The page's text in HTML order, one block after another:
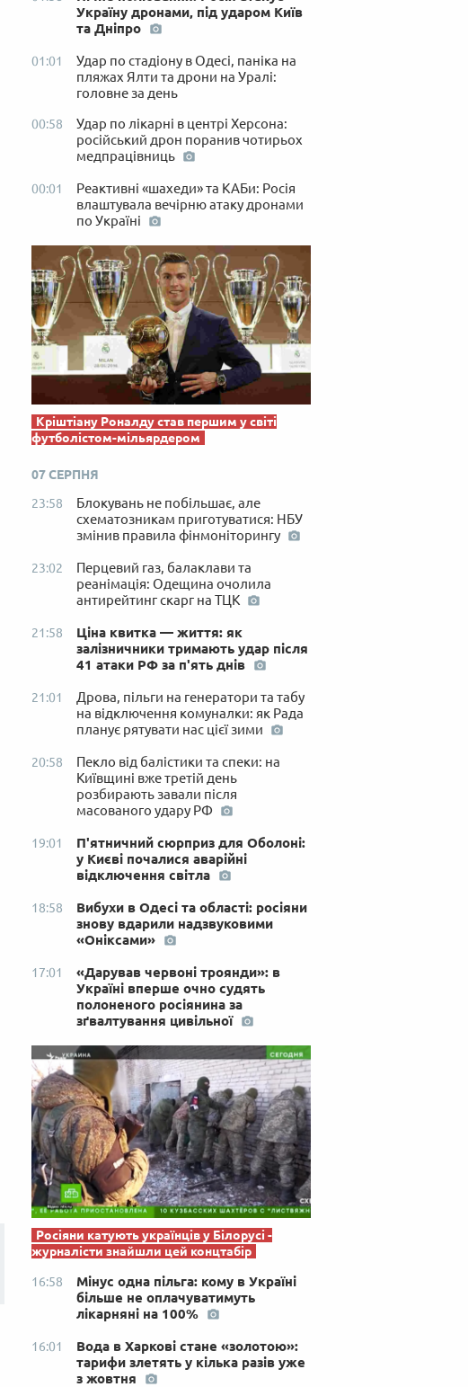
Україну дронами, під ударом Київ
та Дніпро
01:01
Удар по стадіону в Одесі, паніка на
пляжах Ялти та дрони на Уралі:
головне за день
00:58
Удар по лікарні в центрі Херсона:
російський дрон поранив чотирьох
медпрацівниць
00:01
Реактивні «шахеди» та КАБи: Росія
влаштувала вечірню атаку дронами
по Україні
Кріштіану Роналду став першим у світі
футболістом-мільярдером
07 СЕРПНЯ
23:58
Блокувань не побільшає, але
схематозникам приготуватися: НБУ
змінив правила фінмоніторингу
23:02
Перцевий газ, балаклави та
реанімація: Одещина очолила
антирейтинг скарг на ТЦК
21:58
Ціна квитка — життя: як
залізничники тримають удар після
41 атаки РФ за п'ять днів
21:01
Дрова, пільги на генератори та табу
на відключення комуналки: як Рада
планує рятувати нас цієї зими
20:58
Пекло від балістики та спеки: на
Київщині вже третій день
розбирають завали після
масованого удару РФ
19:01
П'ятничний сюрприз для Оболоні:
у Києві почалися аварійні
відключення світла
18:58
Вибухи в Одесі та області: росіяни
знову вдарили надзвуковими
«Оніксами»
17:01
«Дарував червоні троянди»: в
Україні вперше очно судять
полоненого росіянина за
зґвалтування цивільної
Росіяни катують українців у Білорусі -
журналісти знайшли цей концтабір
16:58
Мінус одна пільга: кому в Україні
більше не оплачуватимуть
лікарняні на 100%
16:01
Вода в Харкові стане «золотою»:
тарифи злетять у кілька разів уже
з жовтня